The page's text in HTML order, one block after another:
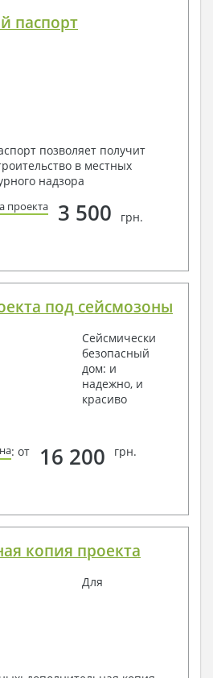
паспорт
позволяет получит
в местных
надзора
проекта 3 500 грн.
под сейсмозоны
Сейсмически
безопасный
дом: и
надежно, и
красиво
: от 16 200 грн.
копия проекта
Для